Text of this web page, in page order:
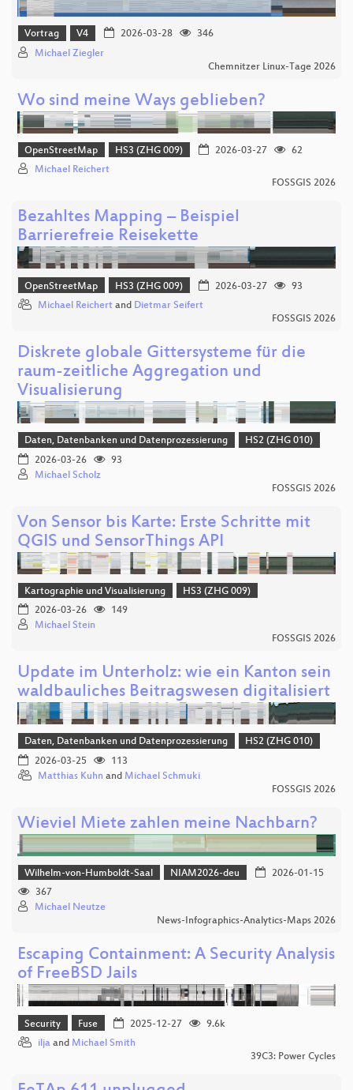
Vortrag V4 2026-03-28
346
Michael Ziegler
Chemnitzer Linux-Tage 2026
Wo sind meine Ways geblieben?
OpenStreetMap HS3 (ZHG 009) 2026-03-27
62
Michael Reichert
FOSSGIS 2026
Bezahltes Mapping – Beispiel
Barrierefreie Reisekette
OpenStreetMap HS3 (ZHG 009) 2026-03-27
93
Michael Reichert and Dietmar Seifert
FOSSGIS 2026
Diskrete globale Gittersysteme für die
raum-zeitliche Aggregation und
Visualisierung
Daten, Datenbanken und Datenprozessierung
HS2 (ZHG 010)
2026-03-26
93
Michael Scholz
FOSSGIS 2026
Von Sensor bis Karte: Erste Schritte mit
QGIS und SensorThings API
Kartographie und Visualisierung
HS3 (ZHG 009)
2026-03-26
149
Michael Stein
FOSSGIS 2026
Update im Unterholz: wie ein Kanton sein
waldbauliches Beitragswesen digitalisiert
Daten, Datenbanken und Datenprozessierung
HS2 (ZHG 010)
2026-03-25
113
Matthias Kuhn and Michael Schmuki
FOSSGIS 2026
Wieviel Miete zahlen meine Nachbarn?
Wilhelm-von-Humboldt-Saal NIAM2026-deu
2026-01-15
367
Michael Neutze
News-Infographics-Analytics-Maps 2026
Escaping Containment: A Security Analysis
of FreeBSD Jails
Security Fuse 2025-12-27
9.6k
ilja and Michael Smith
39C3: Power Cycles